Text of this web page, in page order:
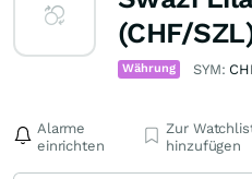
(CHF/
Währung SYM:
Alarme
einrichten
Zur
hinzufügen